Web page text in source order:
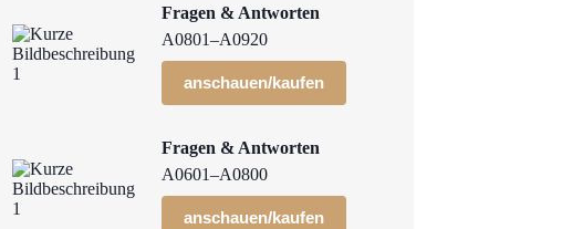
Fragen & Antworten
A0801–A0920
anschauen/kaufen
Fragen & Antworten
A0601–A0800
anschauen/kaufen